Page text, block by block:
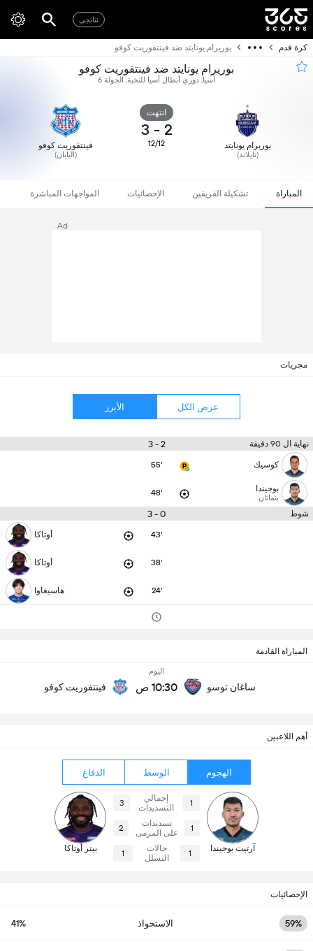
نتائجي
كرة قدم بوريرام يونايتد ضد فينتفوريت كوفو
بوريرام يونايتد ضد فينتفوريت كوفو
آسيا, دوري أبطال آسيا للنخبة, الجولة 6
بوريرام يونايتد
(تايلاند)
انتهت
2
-
3
12/12 فينتفوريت كوفو
(اليابان)
المباراة تشكيلة الفريقين الإحصائيات المواجهات المباشرة
Ad
مجريات
عرض الكل الأبرز
نهاية ال 90 دقيقة 2 - 3
كوسيك 55'
بوجيندا
بنماثان 48'
شوط 0 - 3
43' أوتاكا
38' أوتاكا
24' هاسيغاوا
المباراة القادمة
ساغان توسو
اليوم
10:30 ص فينتفوريت كوفو
أهم اللاعبين
الهجوم الوسط الدفاع
آرتيت بوجيندا
1
إجمالي
التسديدات
3
1
تسديدات
على المرمى
2
1
حالات
التسلل
1 بيتر أوتاكا
الإحصائيات
59% الاستحواذ 41%